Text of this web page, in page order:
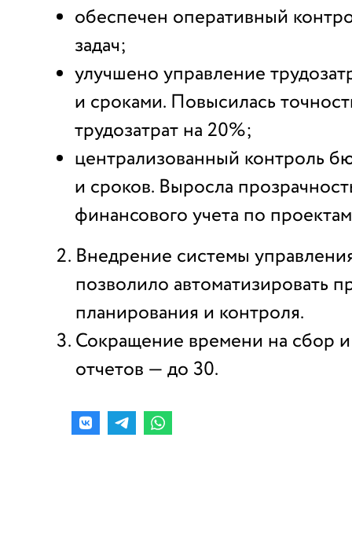
обеспечен оперативный
задач;
улучшено управление
и сроками. Повысилась
трудозатрат на 20%;
централизованный контроль
и сроков. Выросла
финансового учета по
Внедрение системы
позволило автоматизировать
планирования и контроля.
Сокращение времени на сбор
отчетов — до 30.